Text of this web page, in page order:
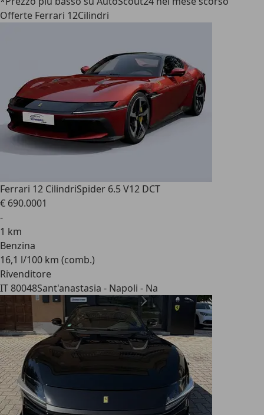
Offerte Ferrari 12Cilindri
Ferrari 12 CilindriSpider 6.5 V12 DCT
€ 690.0001
-
1 km
Benzina
16,1 l/100 km (comb.)
Rivenditore
IT 80048Sant'anastasia - Napoli - Na